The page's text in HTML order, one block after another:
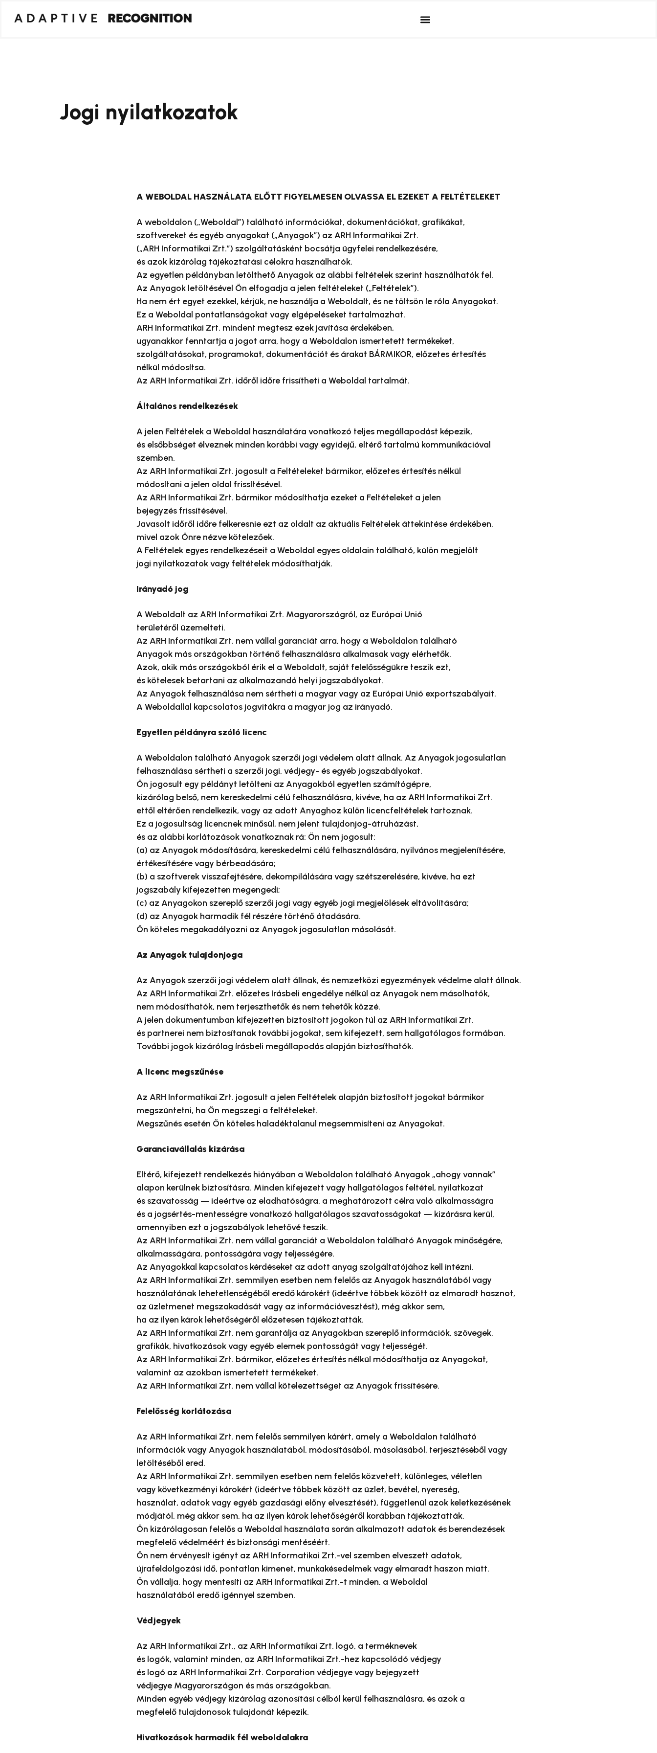
Jogi nyilatkozatok
A WEBOLDAL HASZNÁLATA ELŐTT FIGYELMESEN OLVASSA EL EZEKET A FELTÉTELEKET
A weboldalon („Weboldal”) található információkat, dokumentációkat, grafikákat,
szoftvereket és egyéb anyagokat („Anyagok”) az ARH Informatikai Zrt.
(„ARH Informatikai Zrt.”) szolgáltatásként bocsátja ügyfelei rendelkezésére,
és azok kizárólag tájékoztatási célokra használhatók.
Az egyetlen példányban letölthető Anyagok az alábbi feltételek szerint használhatók fel.
Az Anyagok letöltésével Ön elfogadja a jelen feltételeket („Feltételek”).
Ha nem ért egyet ezekkel, kérjük, ne használja a Weboldalt, és ne töltsön le róla Anyagokat.
Ez a Weboldal pontatlanságokat vagy elgépeléseket tartalmazhat.
ARH Informatikai Zrt. mindent megtesz ezek javítása érdekében,
ugyanakkor fenntartja a jogot arra, hogy a Weboldalon ismertetett termékeket,
szolgáltatásokat, programokat, dokumentációt és árakat BÁRMIKOR, előzetes értesítés
nélkül módosítsa.
Az ARH Informatikai Zrt. időről időre frissítheti a Weboldal tartalmát.
Általános rendelkezések
A jelen Feltételek a Weboldal használatára vonatkozó teljes megállapodást képezik,
és elsőbbséget élveznek minden korábbi vagy egyidejű, eltérő tartalmú kommunikációval
szemben.
Az ARH Informatikai Zrt. jogosult a Feltételeket bármikor, előzetes értesítés nélkül
módosítani a jelen oldal frissítésével.
Az ARH Informatikai Zrt. bármikor módosíthatja ezeket a Feltételeket a jelen
bejegyzés frissítésével.
Javasolt időről időre felkeresnie ezt az oldalt az aktuális Feltételek áttekintése érdekében,
mivel azok Önre nézve kötelezőek.
A Feltételek egyes rendelkezéseit a Weboldal egyes oldalain található, külön megjelölt
jogi nyilatkozatok vagy feltételek módosíthatják.
Irányadó jog
A Weboldalt az ARH Informatikai Zrt. Magyarországról, az Európai Unió
területéről üzemelteti.
Az ARH Informatikai Zrt. nem vállal garanciát arra, hogy a Weboldalon található
Anyagok más országokban történő felhasználásra alkalmasak vagy elérhetők.
Azok, akik más országokból érik el a Weboldalt, saját felelősségükre teszik ezt,
és kötelesek betartani az alkalmazandó helyi jogszabályokat.
Az Anyagok felhasználása nem sértheti a magyar vagy az Európai Unió exportszabályait.
A Weboldallal kapcsolatos jogvitákra a magyar jog az irányadó.
Egyetlen példányra szóló licenc
A Weboldalon található Anyagok szerzői jogi védelem alatt állnak. Az Anyagok jogosulatlan
felhasználása sértheti a szerzői jogi, védjegy- és egyéb jogszabályokat.
Ön jogosult egy példányt letölteni az Anyagokból egyetlen számítógépre,
kizárólag belső, nem kereskedelmi célú felhasználásra, kivéve, ha az ARH Informatikai Zrt.
ettől eltérően rendelkezik, vagy az adott Anyaghoz külön licencfeltételek tartoznak.
Ez a jogosultság licencnek minősül, nem jelent tulajdonjog-átruházást,
és az alábbi korlátozások vonatkoznak rá: Ön nem jogosult:
(a) az Anyagok módosítására, kereskedelmi célú felhasználására, nyilvános megjelenítésére,
értékesítésére vagy bérbeadására;
(b) a szoftverek visszafejtésére, dekompilálására vagy szétszerelésére, kivéve, ha ezt
jogszabály kifejezetten megengedi;
(c) az Anyagokon szereplő szerzői jogi vagy egyéb jogi megjelölések eltávolítására;
(d) az Anyagok harmadik fél részére történő átadására.
Ön köteles megakadályozni az Anyagok jogosulatlan másolását.
Az Anyagok tulajdonjoga
Az Anyagok szerzői jogi védelem alatt állnak, és nemzetközi egyezmények védelme alatt állnak.
Az ARH Informatikai Zrt. előzetes írásbeli engedélye nélkül az Anyagok nem másolhatók,
nem módosíthatók, nem terjeszthetők és nem tehetők közzé.
A jelen dokumentumban kifejezetten biztosított jogokon túl az ARH Informatikai Zrt.
és partnerei nem biztosítanak további jogokat, sem kifejezett, sem hallgatólagos formában.
További jogok kizárólag írásbeli megállapodás alapján biztosíthatók.
A licenc megszűnése
Az ARH Informatikai Zrt. jogosult a jelen Feltételek alapján biztosított jogokat bármikor
megszüntetni, ha Ön megszegi a feltételeket.
Megszűnés esetén Ön köteles haladéktalanul megsemmisíteni az Anyagokat.
Garanciavállalás kizárása
Eltérő, kifejezett rendelkezés hiányában a Weboldalon található Anyagok „ahogy vannak”
alapon kerülnek biztosításra. Minden kifejezett vagy hallgatólagos feltétel, nyilatkozat
és szavatosság — ideértve az eladhatóságra, a meghatározott célra való alkalmasságra
és a jogsértés-mentességre vonatkozó hallgatólagos szavatosságokat — kizárásra kerül,
amennyiben ezt a jogszabályok lehetővé teszik.
Az ARH Informatikai Zrt. nem vállal garanciát a Weboldalon található Anyagok minőségére,
alkalmasságára, pontosságára vagy teljességére.
Az Anyagokkal kapcsolatos kérdéseket az adott anyag szolgáltatójához kell intézni.
Az ARH Informatikai Zrt. semmilyen esetben nem felelős az Anyagok használatából vagy
használatának lehetetlenségéből eredő károkért (ideértve többek között az elmaradt hasznot,
az üzletmenet megszakadását vagy az információvesztést), még akkor sem,
ha az ilyen károk lehetőségéről előzetesen tájékoztatták.
Az ARH Informatikai Zrt. nem garantálja az Anyagokban szereplő információk, szövegek,
grafikák, hivatkozások vagy egyéb elemek pontosságát vagy teljességét.
Az ARH Informatikai Zrt. bármikor, előzetes értesítés nélkül módosíthatja az Anyagokat,
valamint az azokban ismertetett termékeket.
Az ARH Informatikai Zrt. nem vállal kötelezettséget az Anyagok frissítésére.
Felelősség korlátozása
Az ARH Informatikai Zrt. nem felelős semmilyen kárért, amely a Weboldalon található
információk vagy Anyagok használatából, módosításából, másolásából, terjesztéséből vagy
letöltéséből ered.
Az ARH Informatikai Zrt. semmilyen esetben nem felelős közvetett, különleges, véletlen
vagy következményi károkért (ideértve többek között az üzlet, bevétel, nyereség,
használat, adatok vagy egyéb gazdasági előny elvesztését), függetlenül azok keletkezésének
módjától, még akkor sem, ha az ilyen károk lehetőségéről korábban tájékoztatták.
Ön kizárólagosan felelős a Weboldal használata során alkalmazott adatok és berendezések
megfelelő védelméért és biztonsági mentéséért.
Ön nem érvényesít igényt az ARH Informatikai Zrt.-vel szemben elveszett adatok,
újrafeldolgozási idő, pontatlan kimenet, munkakésedelmek vagy elmaradt haszon miatt.
Ön vállalja, hogy mentesíti az ARH Informatikai Zrt.-t minden, a Weboldal
használatából eredő igénnyel szemben.
Védjegyek
Az ARH Informatikai Zrt., az ARH Informatikai Zrt. logó, a terméknevek
és logók, valamint minden, az ARH Informatikai Zrt.-hez kapcsolódó védjegy
és logó az ARH Informatikai Zrt. Corporation védjegye vagy bejegyzett
védjegye Magyarországon és más országokban.
Minden egyéb védjegy kizárólag azonosítási célból kerül felhasználásra, és azok a
megfelelő tulajdonosok tulajdonát képezik.
Hivatkozások harmadik fél weboldalakra